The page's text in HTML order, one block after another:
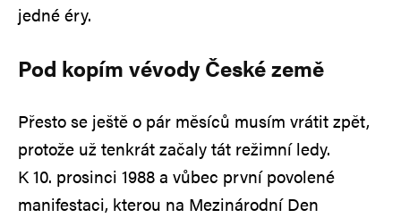
jedné éry.
Pod kopím vévody České země
Přesto se ještě o pár měsíců musím vrátit zpět,
protože už tenkrát začaly tát režimní ledy.
K 10. prosinci 1988 a vůbec první povolené
manifestaci, kterou na Mezinárodní Den